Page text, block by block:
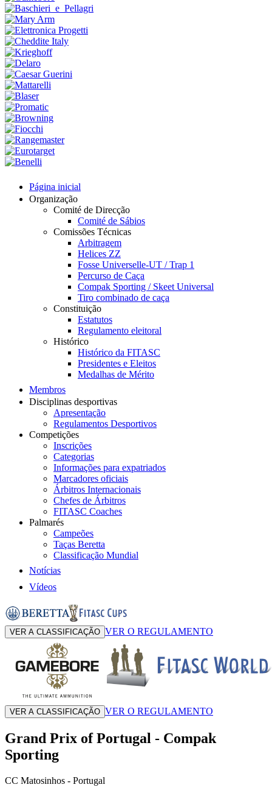
Página inicial
Organização
Comité de Direcção
Comité de Sábios
Comissões Técnicas
Arbitragem
Helices ZZ
Fosse Universelle-UT / Trap 1
Percurso de Caça
Compak Sporting / Skeet Universal
Tiro combinado de caça
Constituição
Estatutos
Regulamento eleitoral
Histórico
Histórico da FITASC
Presidentes e Eleitos
Medalhas de Mérito
Membros
Disciplinas desportivas
Apresentação
Regulamentos Desportivos
Competições
Inscrições
Categorias
Informações para expatriados
Marcadores oficiais
Árbitros Internacionais
Chefes de Árbitros
FITASC Coaches
Palmarés
Campeões
Taças Beretta
Classificação Mundial
Notícias
Vídeos
VER A CLASSIFICAÇÃO VER O REGULAMENTO
VER A CLASSIFICAÇÃO VER O REGULAMENTO
Grand Prix of Portugal - Compak
Sporting
CC Matosinhos - Portugal